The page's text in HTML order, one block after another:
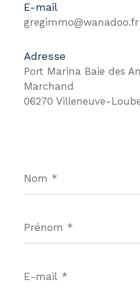
E-mail
gregimmo@wanadoo.fr
Adresse
Port Marina Baie des
Marchand
06270 Villeneuve-
*
*
mail
*